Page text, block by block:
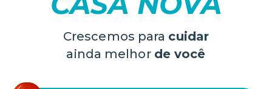
Crescemos para cuidar
ainda melhor de você